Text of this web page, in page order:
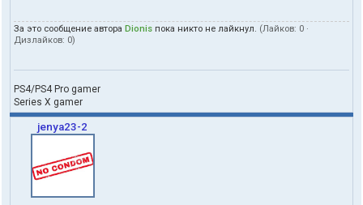
За это сообщение автора Dionis пока никто не лайкнул. (Лайков: 0 ·
Дизлайков: 0)
PS4/PS4 Pro gamer
Series X gamer
jenya23-2